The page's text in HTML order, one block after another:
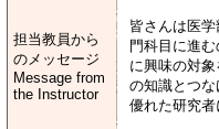
担当教員から
のメッセージ
Message from
the Instructor
皆さんは医
門科目に進
に興味の対
の知識とつ
優れた研究者